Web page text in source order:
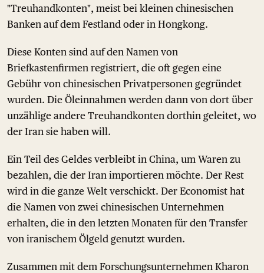
"Treuhandkonten", meist bei kleinen chinesischen
Banken auf dem Festland oder in Hongkong.
Diese Konten sind auf den Namen von
Briefkastenfirmen registriert, die oft gegen eine
Gebühr von chinesischen Privatpersonen gegründet
wurden. Die Öleinnahmen werden dann von dort über
unzählige andere Treuhandkonten dorthin geleitet, wo
der Iran sie haben will.
Ein Teil des Geldes verbleibt in China, um Waren zu
bezahlen, die der Iran importieren möchte. Der Rest
wird in die ganze Welt verschickt. Der Economist hat
die Namen von zwei chinesischen Unternehmen
erhalten, die in den letzten Monaten für den Transfer
von iranischem Ölgeld genutzt wurden.
Zusammen mit dem Forschungsunternehmen Kharon